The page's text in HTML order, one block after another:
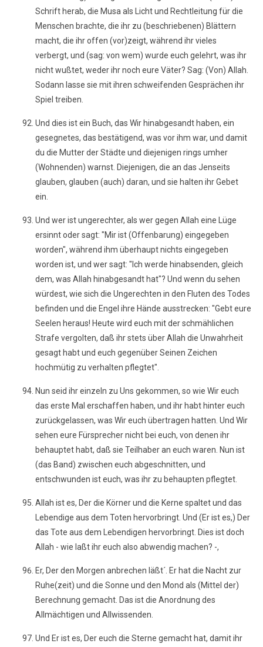
Schrift herab, die Musa als Licht und Rechtleitung für die
Menschen brachte, die ihr zu (beschriebenen) Blättern
macht, die ihr offen (vor)zeigt, während ihr vieles
verbergt, und (sag: von wem) wurde euch gelehrt, was ihr
nicht wußtet, weder ihr noch eure Väter? Sag: (Von) Allah.
Sodann lasse sie mit ihren schweifenden Gesprächen ihr
Spiel treiben.
Und dies ist ein Buch, das Wir hinabgesandt haben, ein
gesegnetes, das bestätigend, was vor ihm war, und damit
du die Mutter der Städte und diejenigen rings umher
(Wohnenden) warnst. Diejenigen, die an das Jenseits
glauben, glauben (auch) daran, und sie halten ihr Gebet
ein.
Und wer ist ungerechter, als wer gegen Allah eine Lüge
ersinnt oder sagt: "Mir ist (Offenbarung) eingegeben
worden", während ihm überhaupt nichts eingegeben
worden ist, und wer sagt: "Ich werde hinabsenden, gleich
dem, was Allah hinabgesandt hat"? Und wenn du sehen
würdest, wie sich die Ungerechten in den Fluten des Todes
befinden und die Engel ihre Hände ausstrecken: "Gebt eure
Seelen heraus! Heute wird euch mit der schmählichen
Strafe vergolten, daß ihr stets über Allah die Unwahrheit
gesagt habt und euch gegenüber Seinen Zeichen
hochmütig zu verhalten pflegtet".
Nun seid ihr einzeln zu Uns gekommen, so wie Wir euch
das erste Mal erschaffen haben, und ihr habt hinter euch
zurückgelassen, was Wir euch übertragen hatten. Und Wir
sehen eure Fürsprecher nicht bei euch, von denen ihr
behauptet habt, daß sie Teilhaber an euch waren. Nun ist
(das Band) zwischen euch abgeschnitten, und
entschwunden ist euch, was ihr zu behaupten pflegtet.
Allah ist es, Der die Körner und die Kerne spaltet und das
Lebendige aus dem Toten hervorbringt. Und (Er ist es,) Der
das Tote aus dem Lebendigen hervorbringt. Dies ist doch
Allah - wie laßt ihr euch also abwendig machen? -,
Er, Der den Morgen anbrechen läßt´. Er hat die Nacht zur
Ruhe(zeit) und die Sonne und den Mond als (Mittel der)
Berechnung gemacht. Das ist die Anordnung des
Allmächtigen und Allwissenden.
Und Er ist es, Der euch die Sterne gemacht hat, damit ihr